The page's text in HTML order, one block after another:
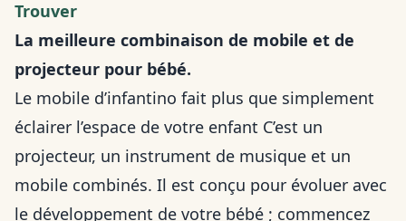
Trouver
La meilleure combinaison de mobile et de
projecteur pour bébé.
Le mobile d’infantino fait plus que simplement
éclairer l’espace de votre enfant C’est un
projecteur, un instrument de musique et un
mobile combinés. Il est conçu pour évoluer avec
le développement de votre bébé ; commencez